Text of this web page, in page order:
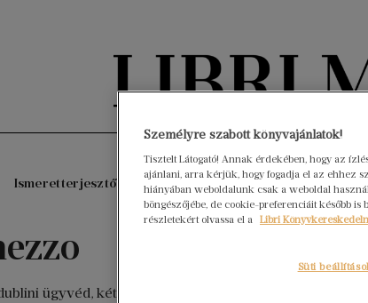
Ismeretterjesztő Gyerekkönyvek Interjúk
ügyvéd, két nő – a régi szerelem, Sylvia és az
Személyre szabott könyvajánlatok!
Tisztelt Látogató! Annak érdekében, hogy az
ajánlani, arra kérjük, hogy fogadja el az ehhez
hiányában weboldalunk csak a weboldal
böngészőjébe, de cookie-preferenciáit később
részletekért olvassa el a Libri
Süti